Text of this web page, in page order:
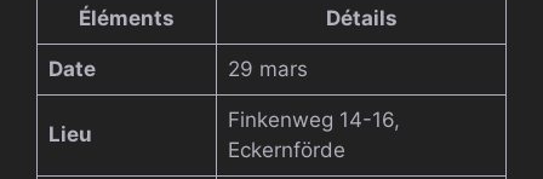
Éléments Détails
Date 29 mars
Lieu
Finkenweg 14-16,
Eckernförde